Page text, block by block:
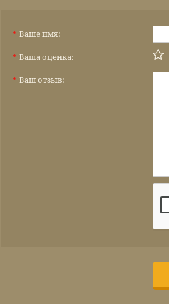
Ваше имя:
*
Ваша оценка:
*
Ваш отзыв:
*